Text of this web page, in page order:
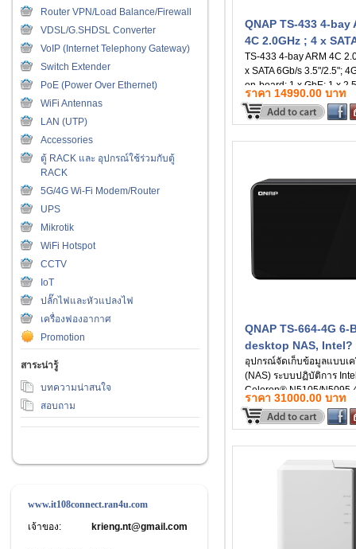
Router VPN/Load Balance/Firewall
VDSL/G.SHDSL Converter
VoIP (Internet Telephony Gateway)
Switch Extender
PoE (Power Over Ethernet)
WiFi Antennas
LAN (UTP)
Accessories
ตู้ RACK และ อุปกรณ์ใช้ร่วมกับตู้
RACK
5G/4G Wi-Fi Modem/Router
UPS
Mikrotik
WiFi Hotspot
CCTV
IoT
ปลั๊กไฟและหัวแปลงไฟ
เครื่องฟองอากาศ
Promotion
สาระน่ารู้
บทความน่าสนใจ
สอบถาม
www.it108connect.ran4u.com
เจ้าของ:
krieng.nt@gmail.com
QNAP TS-433 4-bay
4C 2.0GHz ; 4 x
TS-433 4-bay ARM 4C
x SATA 6Gb/s 3.5"/2.5";
on-board; 1 x GbE; 1 x
x USB3.2 Gen1 and 2 x
(สินค้าประกันสินค้า 2 ปี)
ราคา 14990.00 บาท
QNAP TS-664-4G 6-
desktop NAS, Intel?
Celeron? N5105/
quad-core
อุปกรณ์จัดเก็บข้อมูลแบบเ
(NAS) ระบบปฏิบัติการ
Celeron® N5105/N5095
thread processor, burst
2.9GHz System Memory
SODIMM DDR4 (1 x 4GB)
Max.Memory 16 GB (2 x
Flash Memory 4GB
ราคา 31000.00 บาท